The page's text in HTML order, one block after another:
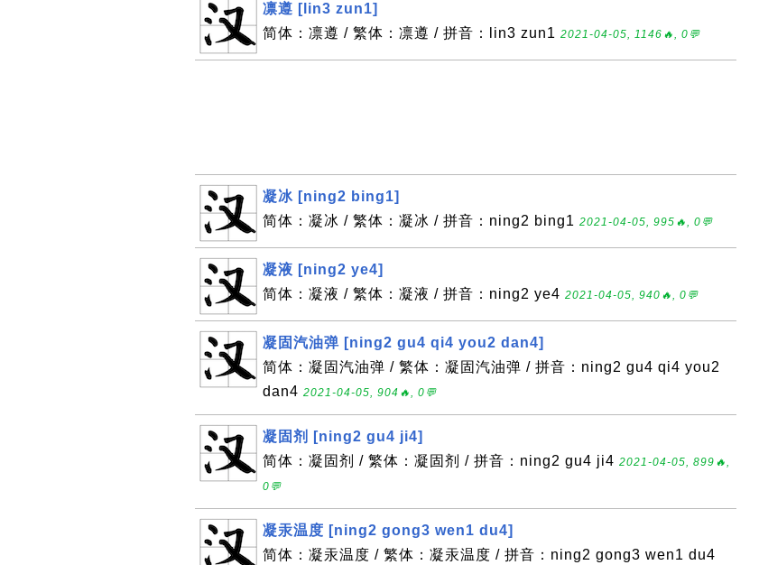
凛遵 [lin3 zun1]
简体：凛遵 / 繁体：凛遵 / 拼音：lin3 zun1 2021-04-05, 1146🔥, 0💬
凝冰 [ning2 bing1]
简体：凝冰 / 繁体：凝冰 / 拼音：ning2 bing1 2021-04-05, 995🔥, 0💬
凝液 [ning2 ye4]
简体：凝液 / 繁体：凝液 / 拼音：ning2 ye4 2021-04-05, 940🔥, 0💬
凝固汽油弹 [ning2 gu4 qi4 you2 dan4]
简体：凝固汽油弹 / 繁体：凝固汽油弹 / 拼音：ning2 gu4 qi4 you2
dan4 2021-04-05, 904🔥, 0💬
凝固剂 [ning2 gu4 ji4]
简体：凝固剂 / 繁体：凝固剂 / 拼音：ning2 gu4 ji4 2021-04-05, 899🔥,
0💬
凝汞温度 [ning2 gong3 wen1 du4]
简体：凝汞温度 / 繁体：凝汞温度 / 拼音：ning2 gong3 wen1 du4